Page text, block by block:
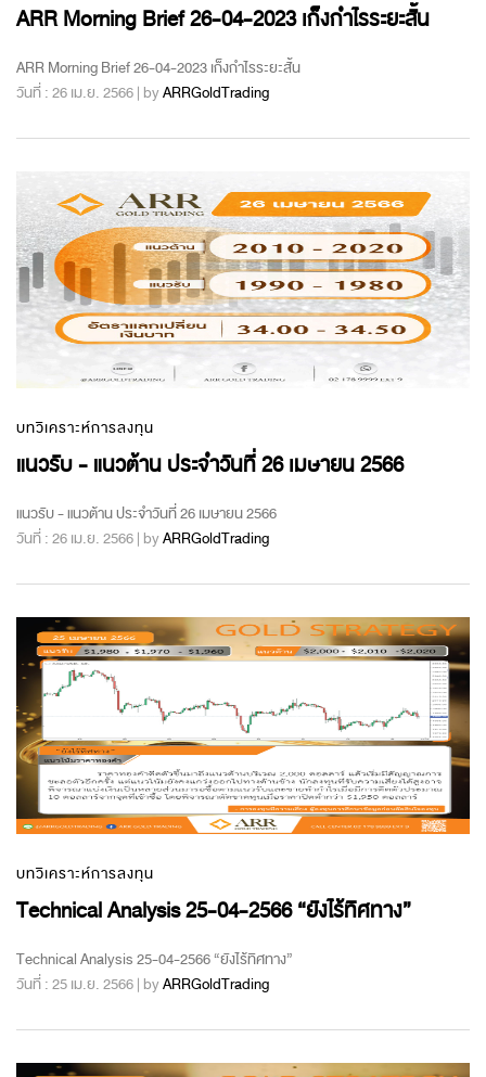
ARR Morning Brief 26-04-2023 เก็งกำไรระยะสั้น
ARR Morning Brief 26-04-2023 เก็งกำไรระยะสั้น
วันที่ : 26 เม.ย. 2566 | byARRGoldTrading
บทวิเคราะห์การลงทุน
แนวรับ - แนวต้าน ประจำวันที่ 26 เมษายน 2566
แนวรับ - แนวต้าน ประจำวันที่ 26 เมษายน 2566
วันที่ : 26 เม.ย. 2566 | byARRGoldTrading
บทวิเคราะห์การลงทุน
Technical Analysis 25-04-2566 “ยังไร้ทิศทาง”
Technical Analysis 25-04-2566 “ยังไร้ทิศทาง”
วันที่ : 25 เม.ย. 2566 | byARRGoldTrading